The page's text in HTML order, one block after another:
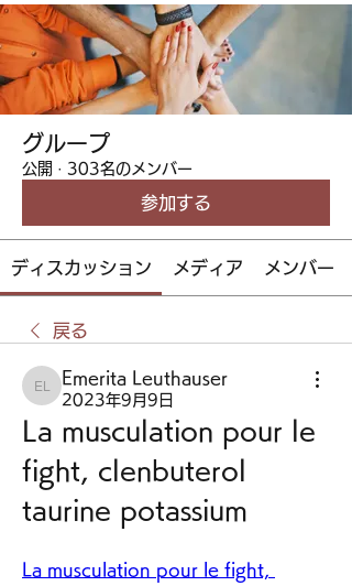
グループ
公開 · 303名のメンバー
参加する
ディスカッション メディア メンバー
戻る
Emerita Leuthauser
Emerita Leuthauser
2023年9月9日
La musculation pour le
fight, clenbuterol
taurine potassium
La musculation pour le fight,